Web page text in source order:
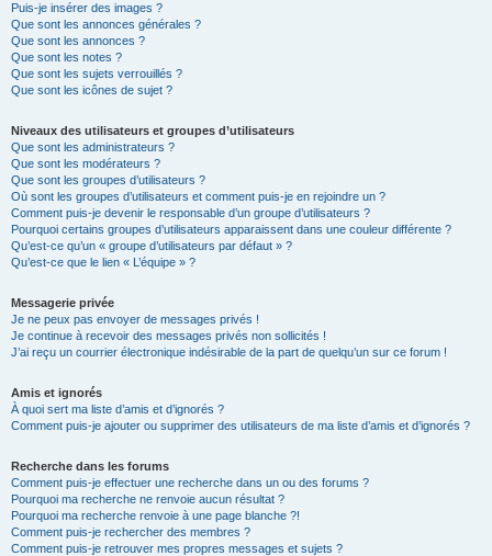
Puis-je insérer des images ?
Que sont les annonces générales ?
Que sont les annonces ?
Que sont les notes ?
Que sont les sujets verrouillés ?
Que sont les icônes de sujet ?
Niveaux des utilisateurs et groupes d’utilisateurs
Que sont les administrateurs ?
Que sont les modérateurs ?
Que sont les groupes d’utilisateurs ?
Où sont les groupes d’utilisateurs et comment puis-je en rejoindre un ?
Comment puis-je devenir le responsable d’un groupe d’utilisateurs ?
Pourquoi certains groupes d’utilisateurs apparaissent dans une couleur différente ?
Qu’est-ce qu’un « groupe d’utilisateurs par défaut » ?
Qu’est-ce que le lien « L’équipe » ?
Messagerie privée
Je ne peux pas envoyer de messages privés !
Je continue à recevoir des messages privés non sollicités !
J’ai reçu un courrier électronique indésirable de la part de quelqu’un sur ce forum !
Amis et ignorés
À quoi sert ma liste d’amis et d’ignorés ?
Comment puis-je ajouter ou supprimer des utilisateurs de ma liste d’amis et d’ignorés ?
Recherche dans les forums
Comment puis-je effectuer une recherche dans un ou des forums ?
Pourquoi ma recherche ne renvoie aucun résultat ?
Pourquoi ma recherche renvoie à une page blanche ?!
Comment puis-je rechercher des membres ?
Comment puis-je retrouver mes propres messages et sujets ?